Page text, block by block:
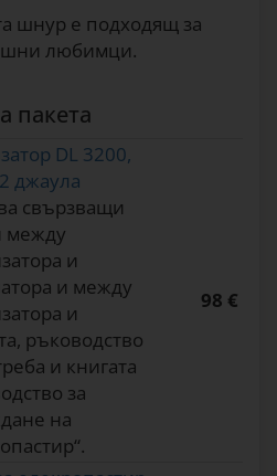
шнур е подходящ за
любимци.
пакета
DL 3200,
джаула
свързващи
между
и
и между
и
ръководство
и книгата
за
на
98 €